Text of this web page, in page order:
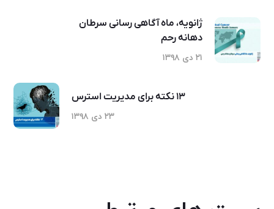
ژانویه، ماه آگاهی رسانی سرطان
دهانه رحم
۲۱ دی ۱۳۹۸
۱۳ نکته برای مدیریت استرس
۲۳ دی ۱۳۹۸